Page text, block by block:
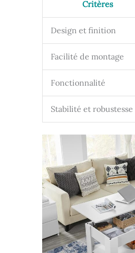
Critères
Design et finition
Facilité de montage
Fonctionnalité
Stabilité et robustesse